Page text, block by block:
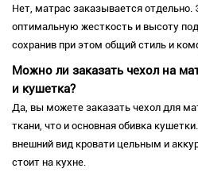
Нет, матрас заказывается отдельно.
оптимальную жесткость и высоту
сохранив при этом общий стиль и
Можно ли заказать чехол на
и кушетка?
Да, вы можете заказать чехол для
ткани, что и основная обивка
внешний вид кровати цельным и
стоит на кухне.